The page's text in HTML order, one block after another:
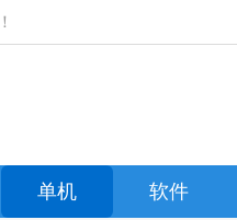
单机 软件